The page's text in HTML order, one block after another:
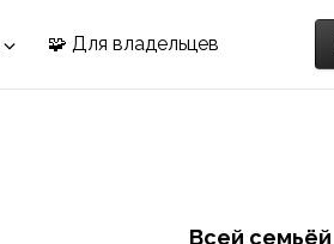
🧩 Для владельцев
Всей семьёй